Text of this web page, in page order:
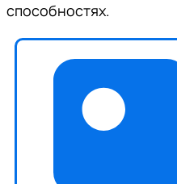
способностях.